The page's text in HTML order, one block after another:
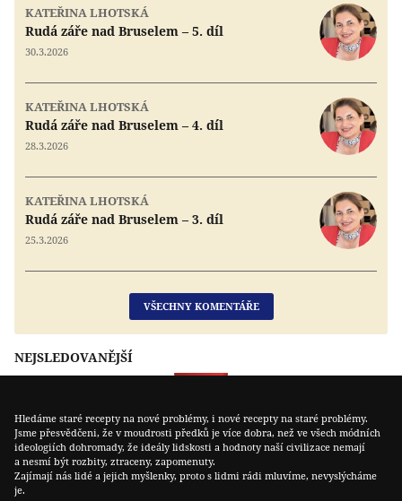
KATEŘINA LHOTSKÁ
Rudá záře nad Bruselem – 5. díl
30.3.2026
KATEŘINA LHOTSKÁ
Rudá záře nad Bruselem – 4. díl
28.3.2026
KATEŘINA LHOTSKÁ
Rudá záře nad Bruselem – 3. díl
25.3.2026
VŠECHNY KOMENTÁŘE
NEJSLEDOVANĚJŠÍ
Hledáme staré recepty na nové problémy, i nové recepty na staré problémy.
Jsme přesvědčeni, že v moudrosti předků je více dobra, než ve všech módních
ideologiích dohromady, že ideály lidskosti a hodnoty naší civilizace nemají
a nesmí být rozbity, ztraceny, zapomenuty.
Zajímají nás lidé a jejich myšlenky, proto s lidmi rádi mluvíme, nevyslýcháme
je.